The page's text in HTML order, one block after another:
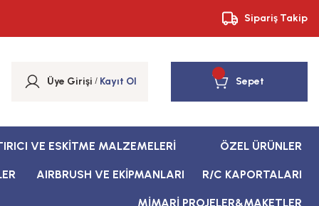
Sipariş Takip
Üye Girişi / Kayıt Ol Sepet
VE ESKİTME MALZEMELERİ ÖZEL ÜRÜNLER
AIRBRUSH VE EKİPMANLARI R/C KAPORTALARI
MİMARİ PROJELER&MAKETLER